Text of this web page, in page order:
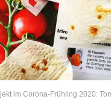
im Corona-Frühling 2020: